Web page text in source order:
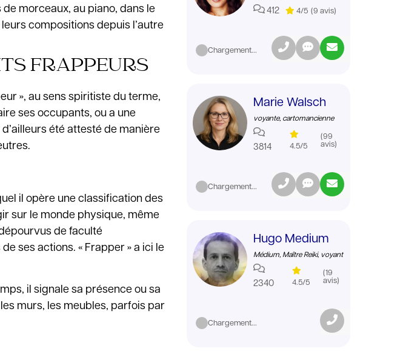
morceaux, au piano, dans le
compositions depuis l’autre
FRAPPEURS
», au sens spiritiste du terme,
ses occupants, ou a une
été attesté de manière
il opère une classification des
sur le monde physique, même
de faculté
ses actions. « Frapper » a ici le
il signale sa présence ou sa
murs, les meubles, parfois par
412 4/5 (9 avis)
Chargement...
Marie Walsch
voyante, cartomancienne
3814 4.5/5
(99
avis)
Chargement...
Hugo Medium
Médium, Maître Reiki, voyant
2340 4.5/5
(19
avis)
Chargement...